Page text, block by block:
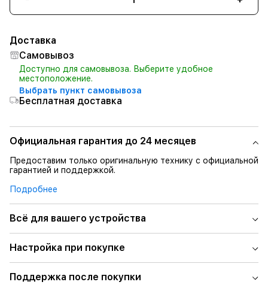
Доставка
Самовывоз
Доступно для самовывоза. Выберите удобное
местоположение.
Выбрать пункт самовывоза
Бесплатная доставка
Официальная гарантия до 24 месяцев
Предоставим только оригинальную технику с официальной
гарантией и поддержкой.
Подробнее
Всё для вашего устройства
Настройка при покупке
Поддержка после покупки